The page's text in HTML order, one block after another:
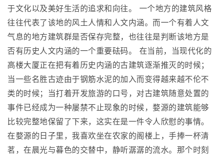
于文化以及美好生活的追求和向往。 一个地方的建筑风格
往往代表了该地的风土人情和人文内涵。而一个有着人文
气息的地方建筑群是否保存完整，也往往是判断该地方是
否有历史人文内涵的一个重要砝码。 在当前，当现代化的
高楼大厦正在把有着历史内涵的古建筑逐渐推灭的时候；
当一些名胜古迹由于钢筋水泥的加入而变得越来越不伦不
类的时候；当打着开发旅游的口号，对古建筑随意处置的
事件已经成为一种屡禁不止现象的时候，婺源的建筑能够
比较完整地保留了下来，这实在是一件令人欣慰的事情。
在婺源的日子里，我喜欢坐在农家的阁楼上，手捧一杯清
茗，在晨光与暮色的交替中，静听潺潺的流水。那个时刻